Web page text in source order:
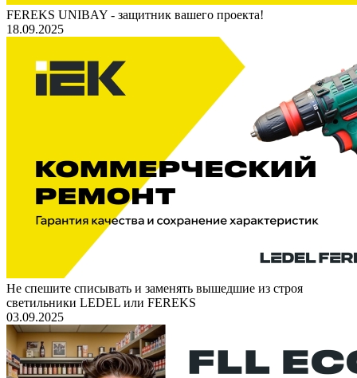
FEREKS UNIBAY - защитник вашего проекта!
18.09.2025
Не спешите списывать и заменять вышедшие из строя
светильники LEDEL или FEREKS
03.09.2025